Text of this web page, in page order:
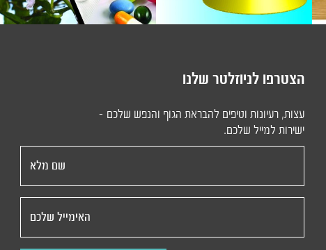
הצטרפו לניוזלטר שלנו
עצות, רעיונות וטיפים להבראת הגוף והנפש שלכם -
ישירות למייל שלכם.